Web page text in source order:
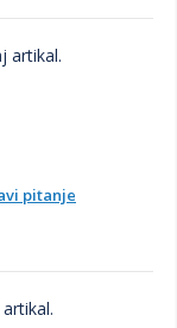
artikal.
pitanje